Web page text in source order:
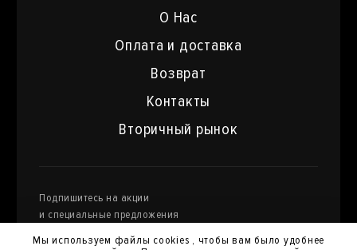
О Нас
Оплата и доставка
Возврат
Контакты
Вторичный рынок
Подпишитесь на акции
и специальные предложения
Мы используем файлы cookies , чтобы вам было удобнее